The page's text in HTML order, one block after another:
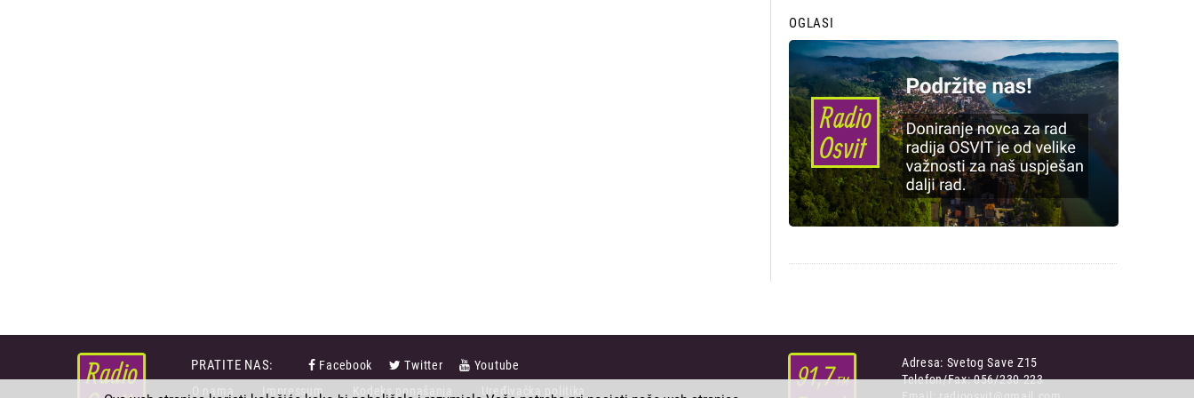
OGLASI
PRATITE NAS: Facebook Twitter Youtube
FOOTER
O nama Impressum Kodeks ponašanja Uređivačka politika
Adresa: Svetog Save Z15
Telefon/Fax: 056/230-223